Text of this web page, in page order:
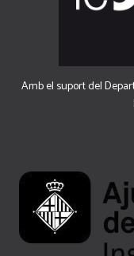
Amb el suport del